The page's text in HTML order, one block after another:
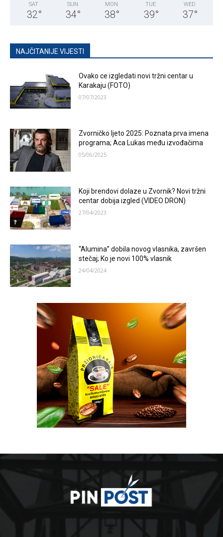
SAT
32°
SUN
34°
MON
38°
TUE
39°
WED
37°
NAJČITANIJE VIJESTI
Ovako ce izgledati novi tržni centar u
Karakaju (FOTO)
07/07/2023
Zvorničko ljeto 2025: Poznata prva imena
programa; Aca Lukas među izvođačima
05/06/2025
Koji brendovi dolaze u Zvornik? Novi tržni
centar dobija izgled (VIDEO DRON)
27/04/2023
“Alumina” dobila novog vlasnika, završen
stečaj; Ko je novi 100% vlasnik
24/04/2024